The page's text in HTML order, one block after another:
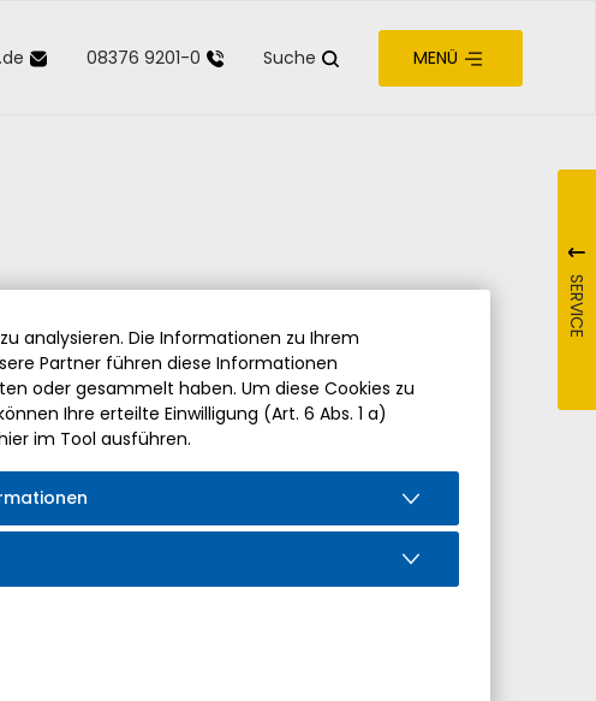
zur Barrierefreiheit
.de 08376 9201-0 Suche MENÜ
SERVICE
analysieren. Die Informationen zu Ihrem
Partner führen diese Informationen
oder gesammelt haben. Um diese Cookies zu
Ihre erteilte Einwilligung (Art. 6 Abs. 1 a)
im Tool ausführen.